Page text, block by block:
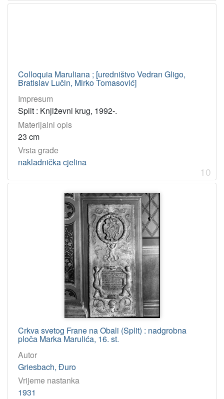
Colloquia Maruliana ; [uredništvo Vedran Gligo,
Bratislav Lučin, Mirko Tomasović]
Impresum
Split : Književni krug, 1992-.
Materijalni opis
23 cm
Vrsta građe
nakladnička cjelina
10
Crkva svetog Frane na Obali (Split) : nadgrobna
ploča Marka Marulića, 16. st.
Autor
Griesbach, Đuro
Vrijeme nastanka
1931